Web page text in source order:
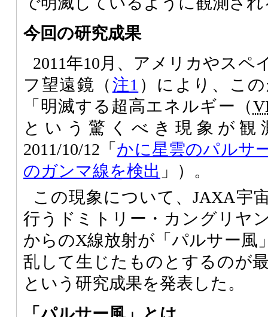
今回の研究成果
2011年10月、アメリカやスペ
フ望遠鏡（注1 ）により、こ
「明滅する超高エネルギー（
という驚くべき現象が観
2011/10/12「 かに星雲のパルサ
のガンマ線を検出 」）。
この現象について、JAXA宇
行うドミトリー・カングリヤ
からのX線放射が「パルサー風
乱して生じたものとするのが
という研究成果を発表した。